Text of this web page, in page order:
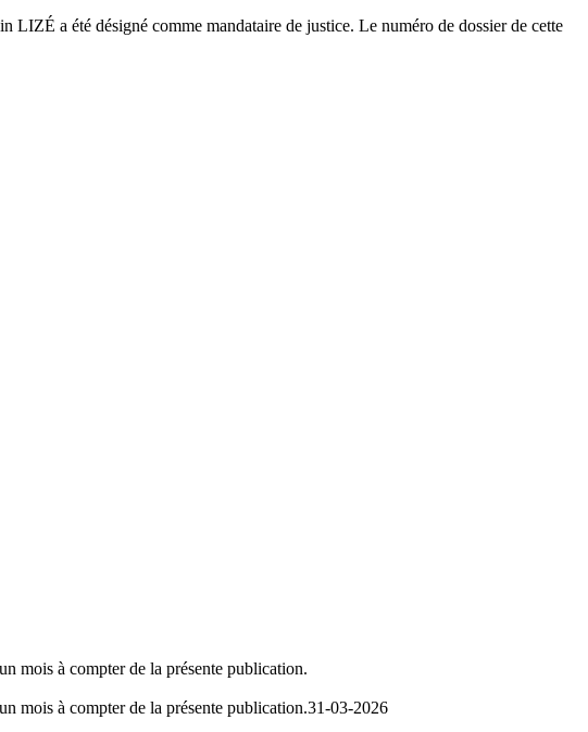
a été désigné comme mandataire de justice. Le numéro de dossier de cette
mois à compter de la présente publication.
mois à compter de la présente publication.31-03-2026